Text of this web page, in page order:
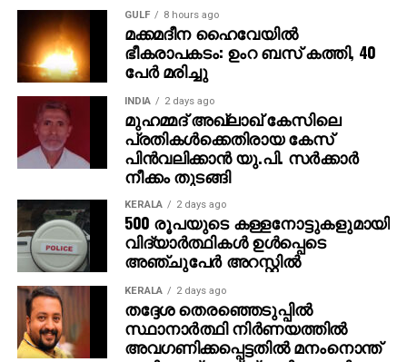
അതേസമയം, പരാതിക്കാരനായ ധനേഷ് കുമാര്‍
അയാളുടെ വിലാസത്തില്‍ 20 പേരുടെ വോട്ട്
ചേര്‍ത്തിട്ടുണ്ടെന്ന് ഡിസിസി ഭാരവാഹി മുട്ടട അജിത്
പറഞ്ഞു. മുട്ടട വാര്‍ഡിലെ അഞ്ചാം നമ്പര്‍ ബൂത്തില്‍
ആണ് വോട്ട് ചേര്‍ത്തത്. രണ്ടു മുറി വീട്ടില്‍
എങ്ങനെയാണ് 20 പേര്‍ താമസിക്കുക എന്നും
ഇതിനെതിരെയും കോടതിയെ സമീപിക്കുമെന്നും അജിത്
GULF 8 hours ago
മക്കമദീന ഹൈവേയില്‍
ഭീകരാപകടം: ഉംറ ബസ് കത്തി, 40
പേര്‍ മരിച്ചു
INDIA 2 days ago
മുഹമ്മദ് അഖ്‌ലാഖ് കേസിലെ
പ്രതികള്‍ക്കെതിരായ കേസ്
പിന്‍വലിക്കാന്‍ യു.പി. സര്‍ക്കാര്‍
നീക്കം തുടങ്ങി
KERALA 2 days ago
500 രൂപയുടെ കള്ളനോട്ടുകളുമായി
വിദ്യാര്‍ത്ഥികള്‍ ഉള്‍പ്പെടെ
അഞ്ചുപേര്‍ അറസ്റ്റില്‍
KERALA 2 days ago
തദ്ദേശ തെരഞ്ഞെടുപ്പില്‍
സ്ഥാനാര്‍ത്ഥി നിര്‍ണയത്തില്‍
അവഗണിക്കപ്പെട്ടതില്‍ മനംനൊന്ത്